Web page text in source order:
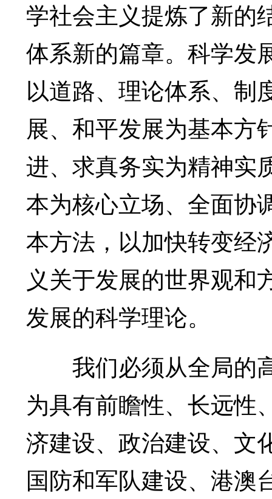
学社会主义提炼了新的
体系新的篇章。科学发
以道路、理论体系、制
展、和平发展为基本方
进、求真务实为精神实
本为核心立场、全面协
本方法，以加快转变经
义关于发展的世界观和
发展的科学理论。
我们必须从全局的
为具有前瞻性、长远性
济建设、政治建设、文
国防和军队建设、港澳